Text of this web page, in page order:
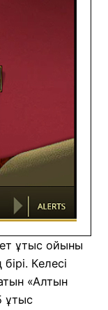
ұтыс ойыны
Келесі
«Алтын
ұтыс